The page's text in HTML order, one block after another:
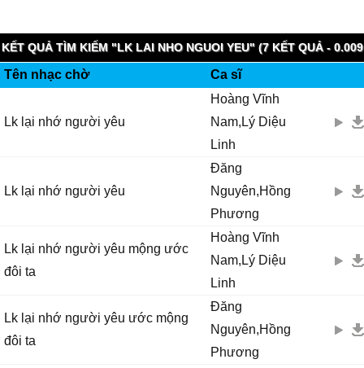
KẾT QUẢ TÌM KIẾM "LK LAI NHO NGUOI YEU" (7 KẾT QUẢ - 0.009
Tên nhạc chờ Ca sĩ
Lk lại nhớ người yêu
Hoàng Vĩnh
Nam,Lý Diệu
Linh
Lk lại nhớ người yêu
Đăng
Nguyên,Hồng
Phương
Lk lại nhớ người yêu mộng ước
đôi ta
Hoàng Vĩnh
Nam,Lý Diệu
Linh
Lk lại nhớ người yêu ước mộng
đôi ta
Đăng
Nguyên,Hồng
Phương